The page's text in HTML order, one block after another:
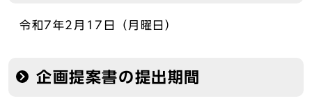
令和7年2月17日（月曜日）
企画提案書の提出期間